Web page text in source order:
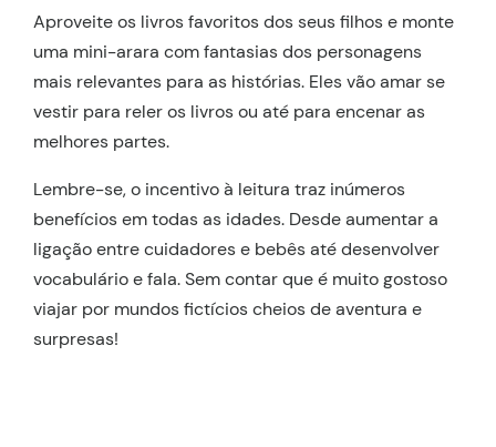
Aproveite os livros favoritos dos seus filhos e monte
uma mini-arara com fantasias dos personagens
mais relevantes para as histórias. Eles vão amar se
vestir para reler os livros ou até para encenar as
melhores partes.
Lembre-se, o incentivo à leitura traz inúmeros
benefícios em todas as idades. Desde aumentar a
ligação entre cuidadores e bebês até desenvolver
vocabulário e fala. Sem contar que é muito gostoso
viajar por mundos fictícios cheios de aventura e
surpresas!